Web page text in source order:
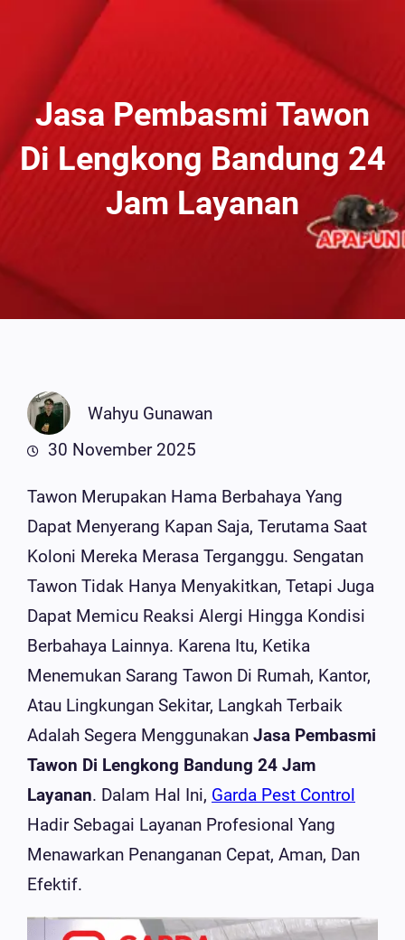
Jasa Pembasmi Tawon
Di Lengkong Bandung 24
Jam Layanan
Wahyu Gunawan
30 November 2025
Tawon Merupakan Hama Berbahaya Yang
Dapat Menyerang Kapan Saja, Terutama Saat
Koloni Mereka Merasa Terganggu. Sengatan
Tawon Tidak Hanya Menyakitkan, Tetapi Juga
Dapat Memicu Reaksi Alergi Hingga Kondisi
Berbahaya Lainnya. Karena Itu, Ketika
Menemukan Sarang Tawon Di Rumah, Kantor,
Atau Lingkungan Sekitar, Langkah Terbaik
Adalah Segera Menggunakan Jasa Pembasmi
Tawon Di Lengkong Bandung 24 Jam
Layanan. Dalam Hal Ini, Garda Pest Control
Hadir Sebagai Layanan Profesional Yang
Menawarkan Penanganan Cepat, Aman, Dan
Efektif.